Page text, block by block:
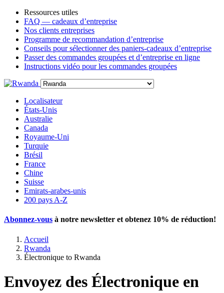
Ressources utiles
FAQ — cadeaux d’entreprise
Nos clients entreprises
Programme de recommandation d’entreprise
Conseils pour sélectionner des paniers-cadeaux d’entreprise
Passer des commandes groupées et d’entreprise en ligne
Instructions vidéo pour les commandes groupées
Localisateur
États-Unis
Australie
Canada
Royaume-Uni
Turquie
Brésil
France
Chine
Suisse
Emirats-arabes-unis
200 pays A-Z
Abonnez-vous à notre newsletter et obtenez 10% de réduction!
Accueil
Rwanda
Électronique to Rwanda
Envoyez des Électronique en